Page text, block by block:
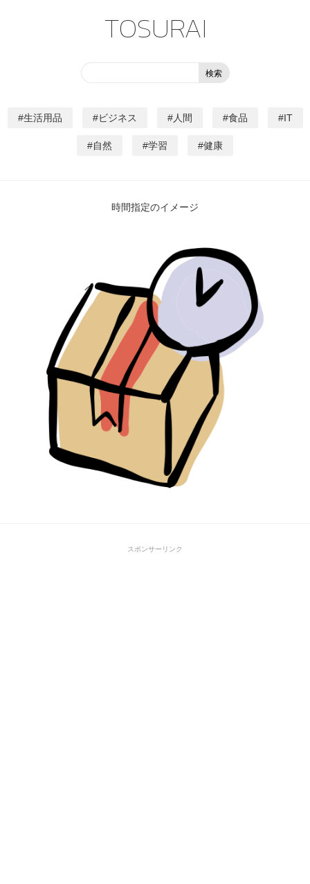
TOSURAI
生活用品 ビジネス 人間 食品 IT
自然 学習 健康
時間指定のイメージ
スポンサーリンク